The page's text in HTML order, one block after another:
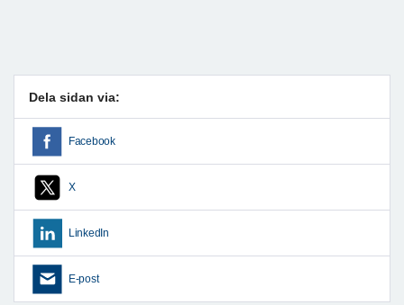
Dela sidan via:
Facebook
X
LinkedIn
E-post